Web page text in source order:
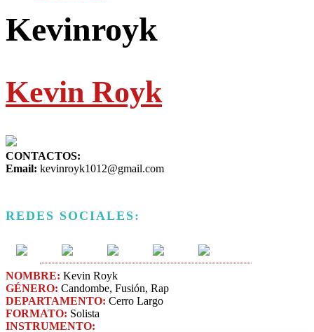
Kevinroyk
Kevin Royk
CONTACTOS:
Email: kevinroyk1012@gmail.com
REDES SOCIALES:
NOMBRE: Kevin Royk
GÉNERO: Candombe, Fusión, Rap
DEPARTAMENTO: Cerro Largo
FORMATO: Solista
INSTRUMENTO: